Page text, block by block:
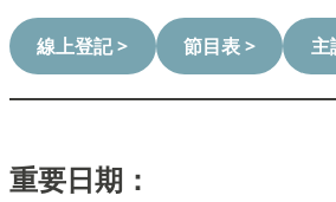
線上登記 > 節目表 > 主
重要日期：